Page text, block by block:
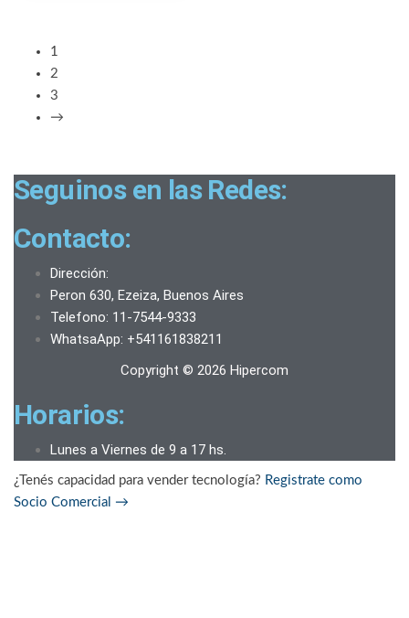
1
2
3
→
Seguinos en las Redes:
Contacto:
Dirección:
Peron 630, Ezeiza, Buenos Aires
Telefono: 11-7544-9333
WhatsaApp: +541161838211
Copyright © 2026 Hipercom
Horarios:
Lunes a Viernes de 9 a 17 hs.
¿Tenés capacidad para vender tecnología? Registrate como
Socio Comercial →